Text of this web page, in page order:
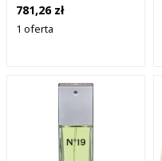
781,26 zł
1 oferta